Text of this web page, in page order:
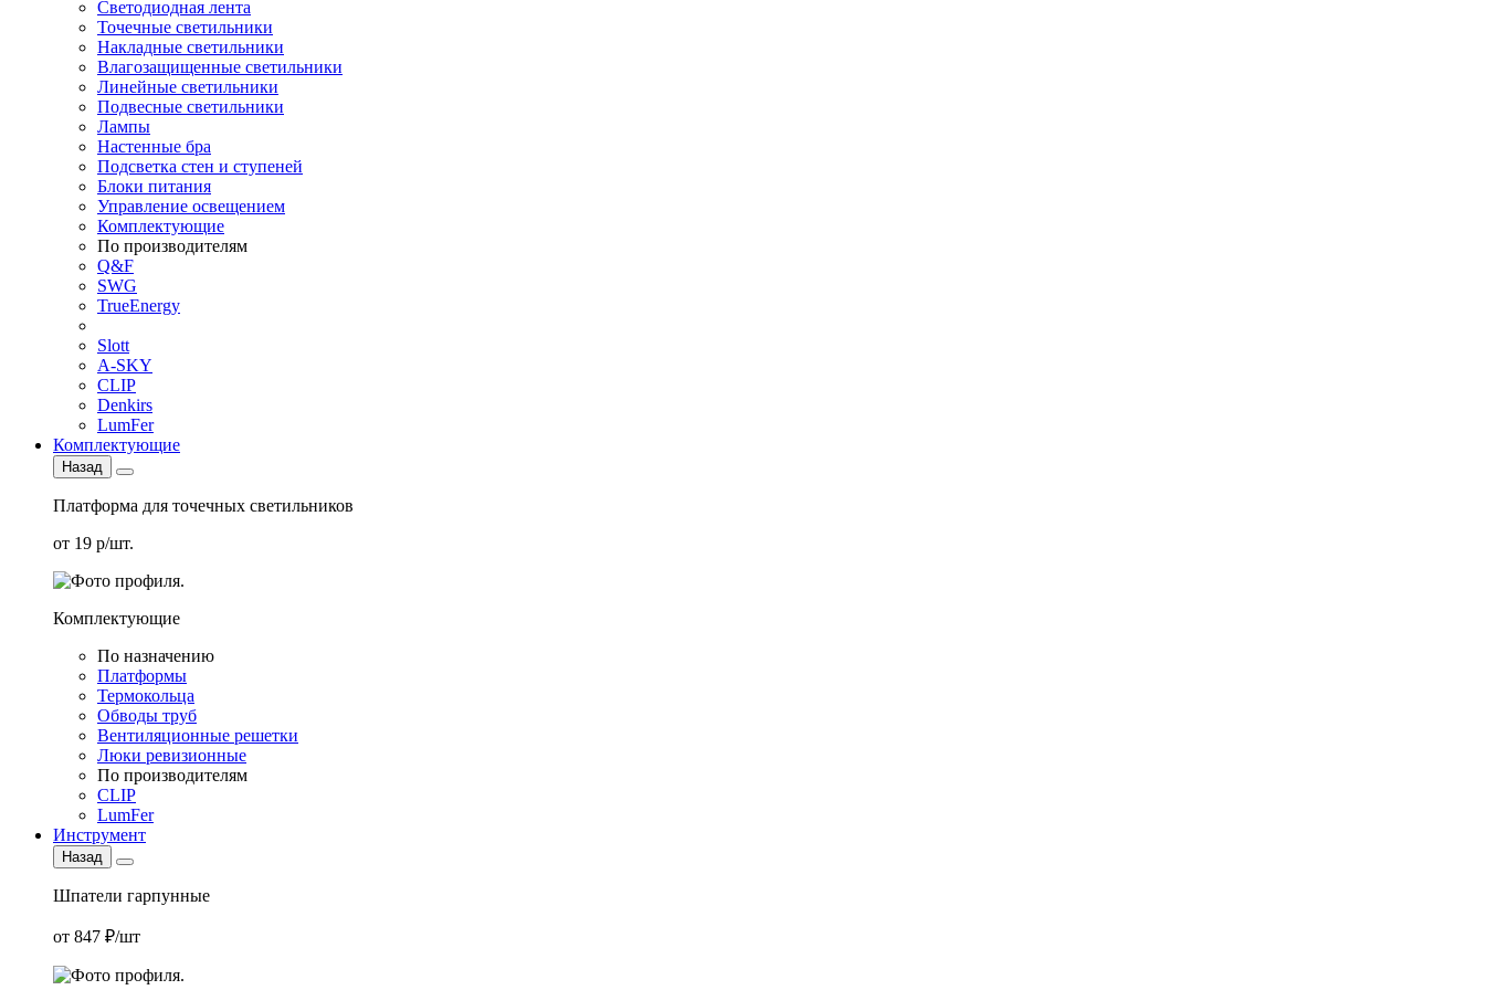
Светодиодная лента
Точечные светильники
Накладные светильники
Влагозащищенные светильники
Линейные светильники
Подвесные светильники
Лампы
Настенные бра
Подсветка стен и ступеней
Блоки питания
Управление освещением
Комплектующие
По производителям
Q&F
SWG
TrueEnergy
Slott
A-SKY
CLIP
Denkirs
LumFer
Комплектующие
Назад
Платформа для точечных светильников
от 19 р/шт.
Комплектующие
По назначению
Платформы
Термокольца
Обводы труб
Вентиляционные решетки
Люки ревизионные
По производителям
CLIP
LumFer
Инструмент
Назад
Шпатели гарпунные
от 847 ₽/шт